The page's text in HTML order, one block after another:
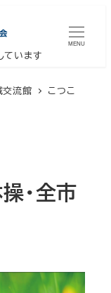
ています
MENU
交流館
こつこ
・全市